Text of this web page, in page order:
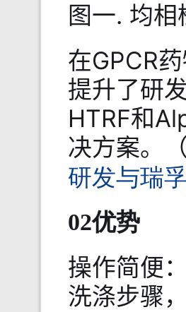
图一. 均
在GPCR
提升了研
HTRF和
决方案。
研发与瑞
02优势
操作简便
洗涤步骤